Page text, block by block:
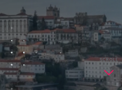
SCROLL